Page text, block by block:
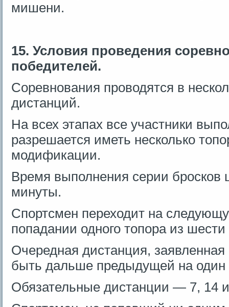
мишени.
15. Условия проведения
победителей.
Соревнования проводятся в
дистанций.
На всех этапах все участники
разрешается иметь несколько
модификации.
Время выполнения серии бросков
минуты.
Спортсмен переходит на
попадании одного топора из
Очередная дистанция,
быть дальше предыдущей на один
Обязательные дистанции — 7, 14